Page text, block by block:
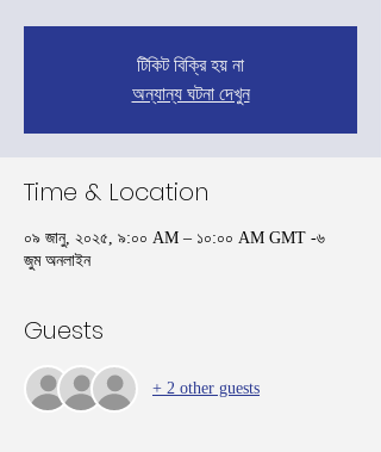
টিকিট বিক্রি হয় না
অন্যান্য ঘটনা দেখুন
Time & Location
০৯ জানু, ২০২৫, ৯:০০ AM – ১০:০০ AM GMT -৬
জুম অনলাইন
Guests
+ 2 other guests